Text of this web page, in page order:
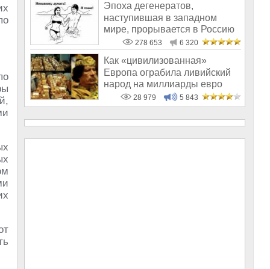
Эпоха дегенератов,
наступившая в западном
мире, прорывается в Россию
278 653 6 320
Как «цивилизованная»
Европа ограбила ливийский
народ на миллиарды евро
28 979 5 843